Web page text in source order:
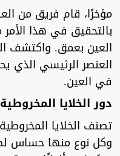
مؤخرًا، قام فريق من
بالتحقيق في هذا
العين بعمق. واكتشف
العنصر الرئيسي الذي
في العين.
دور الخلايا
تصنف الخلايا
وكل نوع منها حساس